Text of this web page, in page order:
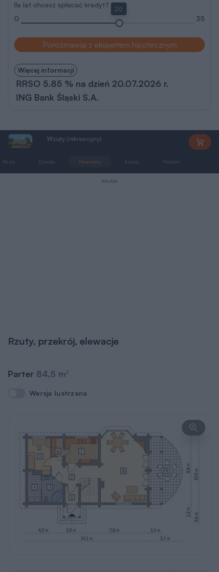
Ile lat chcesz spłacać kredyt?
0
20
35
Porozmawiaj z ekspertem hipotecznym
Więcej informacji
RRSO 5.85 % na dzień 20.07.2026 r.
ING Bank Śląski S.A.
Wzięty (rekreacyjny)
Rzuty Działka Parametry Koszty Podobne
REKLAMA
Rzuty, przekrój, elewacje
Parter 84,5 m2
Wersja lustrzana
Wersja lustrzana